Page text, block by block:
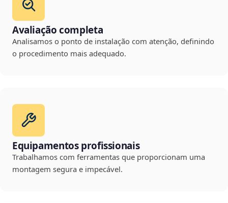
Avaliação completa
Analisamos o ponto de instalação com atenção, definindo
o procedimento mais adequado.
Equipamentos profissionais
Trabalhamos com ferramentas que proporcionam uma
montagem segura e impecável.